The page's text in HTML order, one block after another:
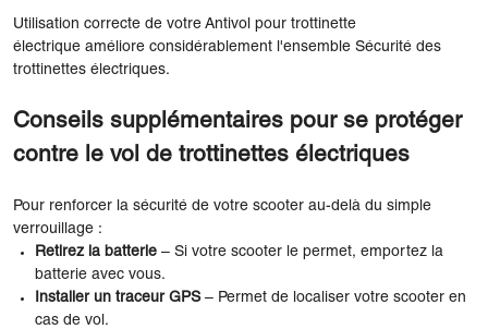
Utilisation correcte de votre Antivol pour trottinette
électrique améliore considérablement l'ensemble Sécurité des
trottinettes électriques.
Conseils supplémentaires pour se protéger
contre le vol de trottinettes électriques
Pour renforcer la sécurité de votre scooter au-delà du simple
verrouillage :
Retirez la batterie – Si votre scooter le permet, emportez la
batterie avec vous.
Installer un traceur GPS– Permet de localiser votre scooter en
cas de vol.